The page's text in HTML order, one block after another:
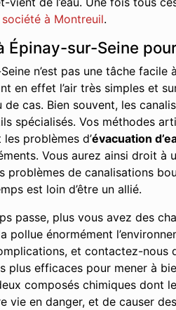
à Montreuil.
sur-Seine
n’est pas une tâche
en effet l’air très simples et
cas. Bien souvent, les
spécialisés. Vos méthodes
problèmes d’évacuation
Vous aurez ainsi droit
problèmes de canalisations
est loin d’être un allié.
passe, plus vous avez des
pollue énormément
et contactez-nous
efficaces pour mener à
composés chimiques dont
en danger, et de causer